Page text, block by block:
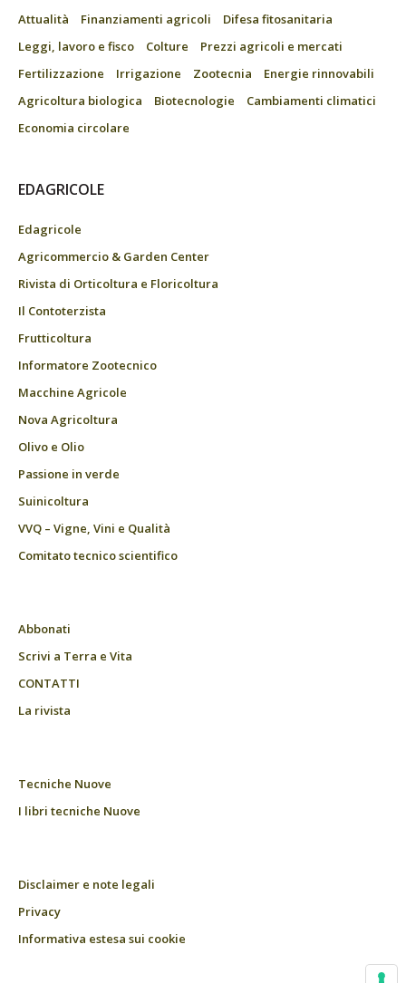
Attualità Finanziamenti agricoli
Difesa fitosanitaria
Leggi, lavoro e fisco
Colture
Prezzi agricoli e mercati
Fertilizzazione
Irrigazione Zootecnia
Energie rinnovabili
Agricoltura biologica
Biotecnologie
Cambiamenti climatici
Economia circolare
EDAGRICOLE
Edagricole
Agricommercio & Garden Center
Rivista di Orticoltura e Floricoltura
Il Contoterzista
Frutticoltura
Informatore Zootecnico
Macchine Agricole
Nova Agricoltura
Olivo e Olio
Passione in verde
Suinicoltura
VVQ – Vigne, Vini e Qualità
Comitato tecnico scientifico
Abbonati
Scrivi a Terra e Vita
CONTATTI
La rivista
Tecniche Nuove
I libri tecniche Nuove
Disclaimer e note legali
Privacy
Informativa estesa sui cookie